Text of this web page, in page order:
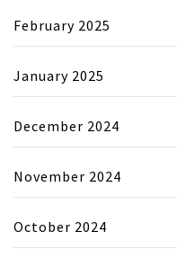
February 2025
January 2025
December 2024
November 2024
October 2024